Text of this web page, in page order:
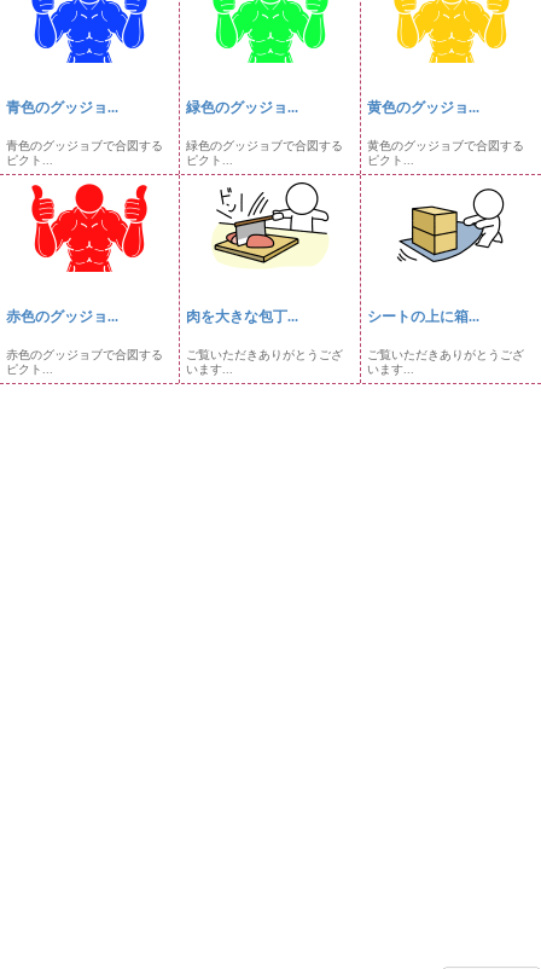
青色のグッジョ...
青色のグッジョブで合図する
ピクト...
緑色のグッジョ...
緑色のグッジョブで合図する
ピクト...
黄色のグッジョ...
黄色のグッジョブで合図する
ピクト...
赤色のグッジョ...
赤色のグッジョブで合図する
ピクト...
肉を大きな包丁...
ご覧いただきありがとうござ
います...
シートの上に箱...
ご覧いただきありがとうござ
います...